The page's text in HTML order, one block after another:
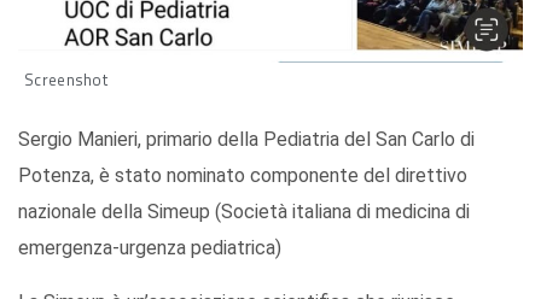
Screenshot
Sergio Manieri, primario della Pediatria del San Carlo di
Potenza, è stato nominato componente del direttivo
nazionale della Simeup (Società italiana di medicina di
emergenza-urgenza pediatrica)